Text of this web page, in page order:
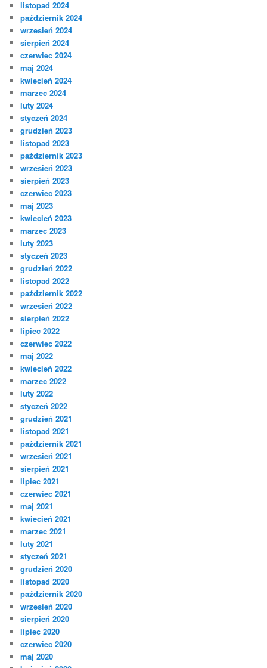
listopad 2024
październik 2024
wrzesień 2024
sierpień 2024
czerwiec 2024
maj 2024
kwiecień 2024
marzec 2024
luty 2024
styczeń 2024
grudzień 2023
listopad 2023
październik 2023
wrzesień 2023
sierpień 2023
czerwiec 2023
maj 2023
kwiecień 2023
marzec 2023
luty 2023
styczeń 2023
grudzień 2022
listopad 2022
październik 2022
wrzesień 2022
sierpień 2022
lipiec 2022
czerwiec 2022
maj 2022
kwiecień 2022
marzec 2022
luty 2022
styczeń 2022
grudzień 2021
listopad 2021
październik 2021
wrzesień 2021
sierpień 2021
lipiec 2021
czerwiec 2021
maj 2021
kwiecień 2021
marzec 2021
luty 2021
styczeń 2021
grudzień 2020
listopad 2020
październik 2020
wrzesień 2020
sierpień 2020
lipiec 2020
czerwiec 2020
maj 2020